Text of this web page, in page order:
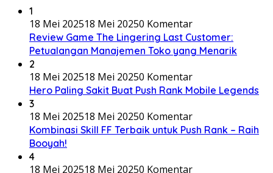
1
18 Mei 202518 Mei 20250 Komentar
Review Game The Lingering Last Customer:
Petualangan Manajemen Toko yang Menarik
2
18 Mei 202518 Mei 20250 Komentar
Hero Paling Sakit Buat Push Rank Mobile Legends
3
18 Mei 202518 Mei 20250 Komentar
Kombinasi Skill FF Terbaik untuk Push Rank – Raih
Booyah!
4
18 Mei 202518 Mei 20250 Komentar